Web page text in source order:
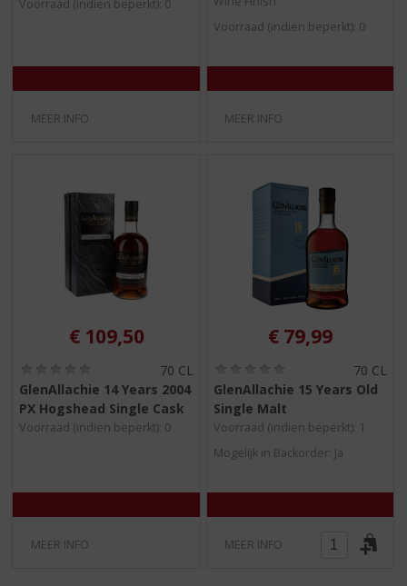
)
Voorraad (indien beperkt): 0
MEER INFO
Voorraad (indien beperkt): 0
MEER INFO
€ 109,50
,
0
/
70 CL
GlenAllachie 14 Years 2004
PX Hogshead Single Cask
Voorraad (indien beperkt): 0
MEER INFO
€ 79,99
,
/
)
70 CL
GlenAllachie 15 Years Old
Single Malt
Voorraad (indien beperkt): 1
Mogelijk in Backorder: Ja
MEER INFO